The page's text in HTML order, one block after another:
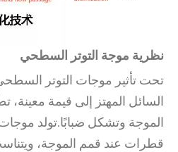
نظرية موجة التوتر السطحي
تحت تأثير موجات التوتر
السائل المهتز إلى قيمة
الموجة وتشكل ضبابًا.تولد
قطرات عند قمم الموجة،